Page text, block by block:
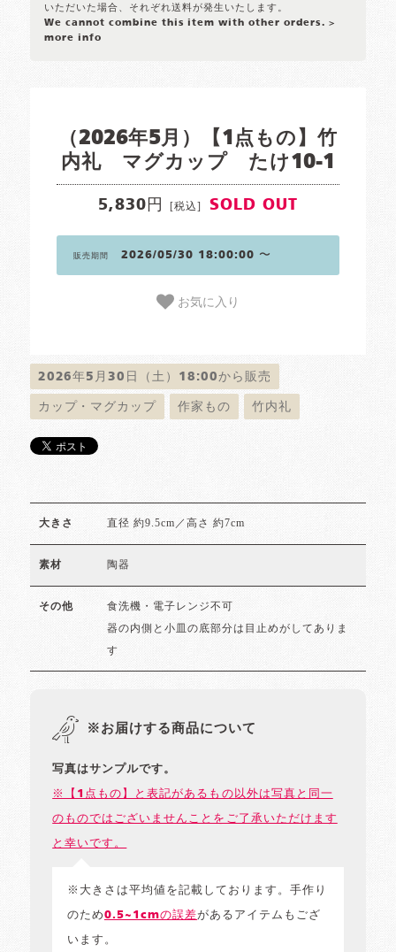
いただいた場合、それぞれ送料が発生いたします。
We cannot combine this item with other orders. >
more info
（2026年5月）【1点もの】竹
内礼 マグカップ たけ10-1
5,830円 [税込] SOLD OUT
販売期間 2026/05/30 18:00:00 〜
お気に入り
2026年5月30日（土）18:00から販売
カップ・マグカップ 作家もの 竹内礼
大きさ 直径 約9.5cm／高さ 約7cm
素材 陶器
その他 食洗機・電子レンジ不可
器の内側と小皿の底部分は目止めがしてありま
す
※お届けする商品について
写真はサンプルです。
※【1点もの】と表記があるもの以外は写真と同一
のものではございませんことをご了承いただけます
と幸いです。
※大きさは平均値を記載しております。手作り
のため0.5~1cmの誤差があるアイテムもござ
います。